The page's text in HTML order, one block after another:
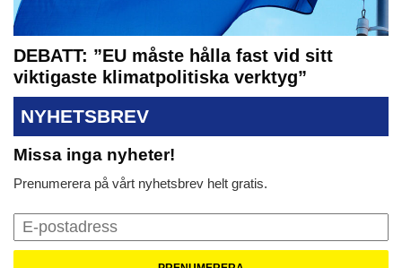
DEBATT: ”EU måste hålla fast vid sitt
viktigaste klimatpolitiska verktyg”
NYHETSBREV
Missa inga nyheter!
Prenumerera på vårt nyhetsbrev helt gratis.